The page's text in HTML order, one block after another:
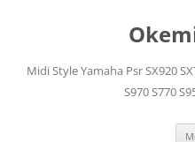
Midi Style Yamaha Psr SX920
S970 S770